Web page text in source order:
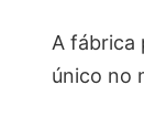
A fábrica
único no